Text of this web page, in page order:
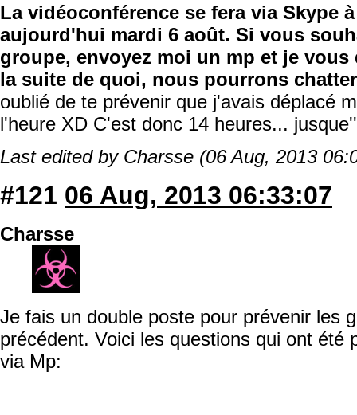
La vidéoconférence se fera via Skype
aujourd'hui mardi 6 août. Si vous
groupe, envoyez moi un mp et je
la suite de quoi, nous pourrons
oublié de te prévenir que j'avais déplacé
l'heure XD C'est donc 14 heures...
Last edited by Charsse (06 Aug, 2013
#121 06 Aug, 2013 06:33:07
Charsse
Je fais un double poste pour prévenir les
précédent. Voici les questions qui ont été
via Mp: